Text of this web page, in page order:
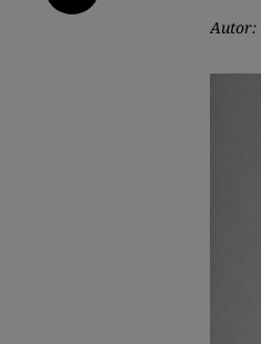
Autor: